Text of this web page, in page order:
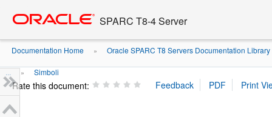
content
SPARC T8-4 Server
Documentation Home » Oracle SPARC T8 Servers Documentation Library
... » Simboli
Rate this document: